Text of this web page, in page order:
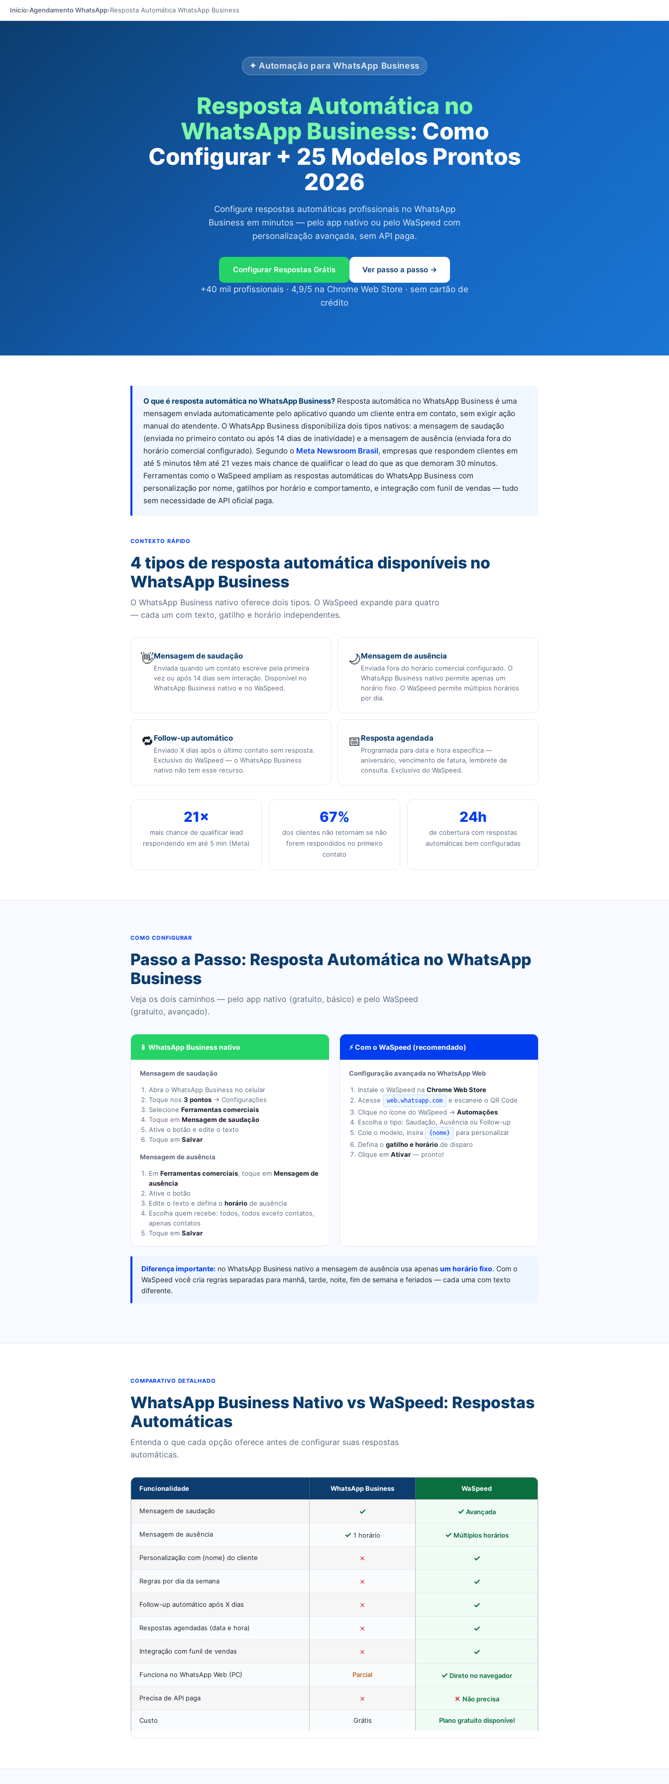
Início›Agendamento WhatsApp›Resposta Automática WhatsApp Business
✦ Automação para WhatsApp Business
Resposta Automática no
WhatsApp Business: Como
Configurar + 25 Modelos Prontos
2026
Configure respostas automáticas profissionais no WhatsApp
Business em minutos — pelo app nativo ou pelo WaSpeed com
personalização avançada, sem API paga.
Configurar Respostas Grátis Ver passo a passo →
+40 mil profissionais · 4,9/5 na Chrome Web Store · sem cartão de
crédito
O que é resposta automática no WhatsApp Business? Resposta automática no WhatsApp Business é uma
mensagem enviada automaticamente pelo aplicativo quando um cliente entra em contato, sem exigir ação
manual do atendente. O WhatsApp Business disponibiliza dois tipos nativos: a mensagem de saudação
(enviada no primeiro contato ou após 14 dias de inatividade) e a mensagem de ausência (enviada fora do
horário comercial configurado). Segundo o Meta Newsroom Brasil, empresas que respondem clientes em
até 5 minutos têm até 21 vezes mais chance de qualificar o lead do que as que demoram 30 minutos.
Ferramentas como o WaSpeed ampliam as respostas automáticas do WhatsApp Business com
personalização por nome, gatilhos por horário e comportamento, e integração com funil de vendas — tudo
sem necessidade de API oficial paga.
CONTEXTO RÁPIDO
4 tipos de resposta automática disponíveis no
WhatsApp Business
O WhatsApp Business nativo oferece dois tipos. O WaSpeed expande para quatro
— cada um com texto, gatilho e horário independentes.
👋Mensagem de saudação
Enviada quando um contato escreve pela primeira
vez ou após 14 dias sem interação. Disponível no
WhatsApp Business nativo e no WaSpeed.
🌙Mensagem de ausência
Enviada fora do horário comercial configurado. O
WhatsApp Business nativo permite apenas um
horário fixo. O WaSpeed permite múltiplos horários
por dia.
🔁 Follow-up automático
Enviado X dias após o último contato sem resposta.
Exclusivo do WaSpeed — o WhatsApp Business
nativo não tem esse recurso.
📅 Resposta agendada
Programada para data e hora específica —
aniversário, vencimento de fatura, lembrete de
consulta. Exclusivo do WaSpeed.
21×
mais chance de qualificar lead
respondendo em até 5 min (Meta)
67%
dos clientes não retornam se não
forem respondidos no primeiro
contato
24h
de cobertura com respostas
automáticas bem configuradas
COMO CONFIGURAR
Passo a Passo: Resposta Automática no WhatsApp
Business
Veja os dois caminhos — pelo app nativo (gratuito, básico) e pelo WaSpeed
(gratuito, avançado).
📱 WhatsApp Business nativo
Mensagem de saudação
Abra o WhatsApp Business no celular
Toque nos 3 pontos → Configurações
Selecione Ferramentas comerciais
Toque em Mensagem de saudação
Ative o botão e edite o texto
Toque em Salvar
Mensagem de ausência
Em Ferramentas comerciais, toque em Mensagem de
ausência
Ative o botão
Edite o texto e defina o horário de ausência
Escolha quem recebe: todos, todos exceto contatos,
apenas contatos
Toque em Salvar
⚡ Com o WaSpeed (recomendado)
Configuração avançada no WhatsApp Web
Instale o WaSpeed na Chrome Web Store
Acesse
web.whatsapp.com
e escaneie o QR Code
Clique no ícone do WaSpeed → Automações
Escolha o tipo: Saudação, Ausência ou Follow-up
Cole o modelo, insira
{nome}
para personalizar
Defina o gatilho e horário de disparo
Clique em Ativar — pronto!
Diferença importante: no WhatsApp Business nativo a mensagem de ausência usa apenas um horário fixo. Com o
WaSpeed você cria regras separadas para manhã, tarde, noite, fim de semana e feriados — cada uma com texto
diferente.
COMPARATIVO DETALHADO
WhatsApp Business Nativo vs WaSpeed: Respostas
Automáticas
Entenda o que cada opção oferece antes de configurar suas respostas
automáticas.
Funcionalidade WhatsApp Business WaSpeed
Mensagem de saudação ✓ ✓ Avançada
Mensagem de ausência ✓ 1 horário ✓ Múltiplos horários
Personalização com {nome} do cliente ✗ ✓
Regras por dia da semana ✗ ✓
Follow-up automático após X dias ✗ ✓
Respostas agendadas (data e hora) ✗ ✓
Integração com funil de vendas ✗ ✓
Funciona no WhatsApp Web (PC) Parcial ✓ Direto no navegador
Precisa de API paga ✗ ✗ Não precisa
Custo Grátis Plano gratuito disponível